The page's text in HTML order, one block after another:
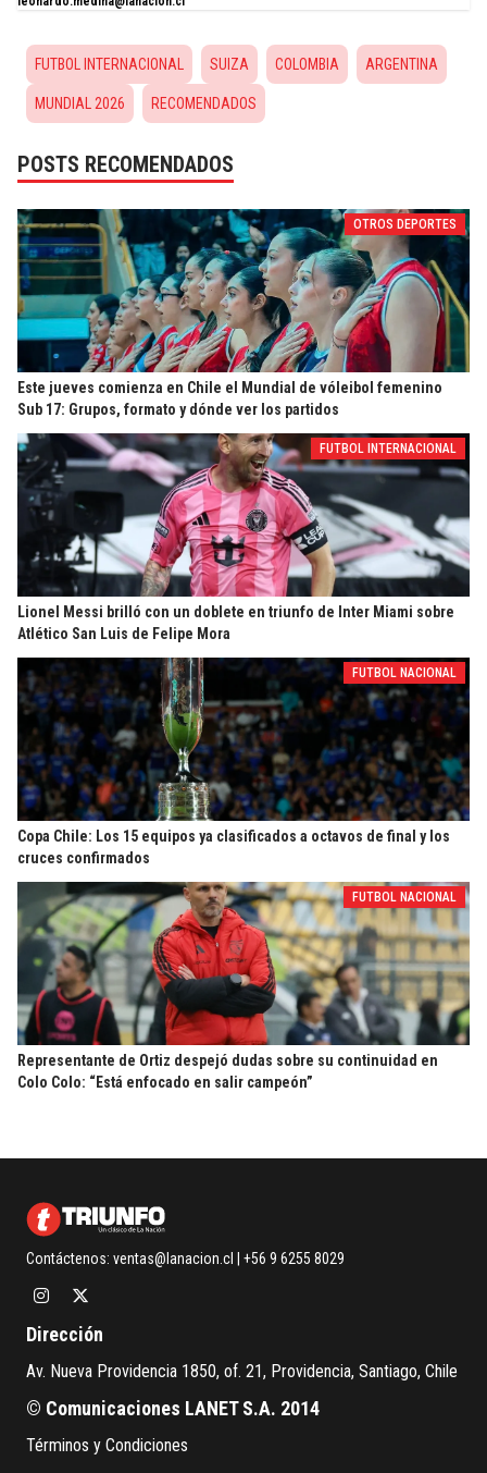
FUTBOL INTERNACIONAL SUIZA COLOMBIA ARGENTINA
MUNDIAL 2026 RECOMENDADOS
POSTS RECOMENDADOS
OTROS DEPORTES
Este jueves comienza en Chile el Mundial de vóleibol femenino
Sub 17: Grupos, formato y dónde ver los partidos
FUTBOL INTERNACIONAL
Lionel Messi brilló con un doblete en triunfo de Inter Miami sobre
Atlético San Luis de Felipe Mora
FUTBOL NACIONAL
Copa Chile: Los 15 equipos ya clasificados a octavos de final y los
cruces confirmados
FUTBOL NACIONAL
Representante de Ortiz despejó dudas sobre su continuidad en
Colo Colo: “Está enfocado en salir campeón”
Contáctenos: ventas@lanacion.cl | +56 9 6255 8029
Dirección
Av. Nueva Providencia 1850, of. 21, Providencia, Santiago, Chile
© Comunicaciones LANET S.A. 2014
Términos y Condiciones